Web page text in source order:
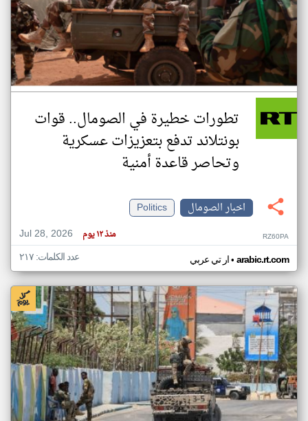
تطورات خطيرة في الصومال.. قوات
بونتلاند تدفع بتعزيزات عسكرية
وتحاصر قاعدة أمنية
اخبار الصومال
Politics
Jul 28, 2026
منذ ١٢ يوم RZ60PA
ار تي عربي• arabic.rt.com عدد الكلمات: ٢١٧